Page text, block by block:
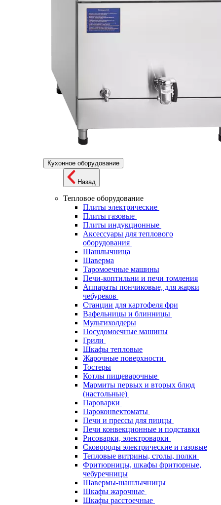
Кухонное оборудование
Назад
Тепловое оборудование
Плиты электрические
Плиты газовые
Плиты индукционные
Аксессуары для теплового
оборудования
Шашлычница
Шаверма
Таромоечные машины
Печи-коптильни и печи томления
Аппараты пончиковые, для жарки
чебуреков
Станции для картофеля фри
Вафельницы и блинницы
Мультихолдеры
Посудомоечные машины
Грили
Шкафы тепловые
Жарочные поверхности
Тостеры
Котлы пищеварочные
Мармиты первых и вторых блюд
(настольные)
Пароварки
Пароконвектоматы
Печи и прессы для пиццы
Печи конвекционные и подставки
Рисоварки, электроварки
Сковороды электрические и газовые
Тепловые витрины, столы, полки
Фритюрницы, шкафы фритюрные,
чебуречницы
Шавермы-шашлычницы
Шкафы жарочные
Шкафы расстоечные